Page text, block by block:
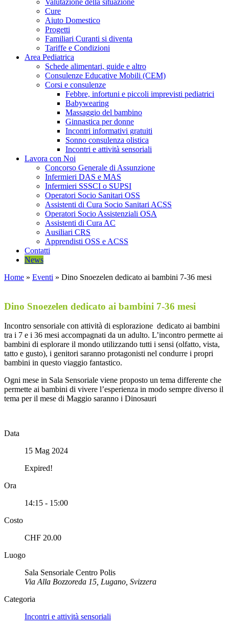
Valutazione della situazione
Cure
Aiuto Domestico
Progetti
Familiari Curanti si diventa
Tariffe e Condizioni
Area Pediatrica
Schede alimentari, guide e altro
Consulenze Educative Mobili (CEM)
Corsi e consulenze
Febbre, infortuni e piccoli imprevisti pediatrici
Babywearing
Massaggio del bambino
Ginnastica per donne
Incontri informativi gratuiti
Sonno consulenza olistica
Incontri e attività sensoriali
Lavora con Noi
Concorso Generale di Assunzione
Infermieri DAS e MAS
Infermieri SSSCI o SUPSI
Operatori Socio Sanitari OSS
Assistenti di Cura Socio Sanitari ACSS
Operatori Socio Assistenziali OSA
Assistenti di Cura AC
Ausiliari CRS
Apprendisti OSS e ACSS
Contatti
News
Home » Eventi » Dino Snoezelen dedicato ai bambini 7-36 mesi
Dino Snoezelen dedicato ai bambini 7-36 mesi
Incontro sensoriale con attività di esplorazione dedicato ai bambini
tra i 7 e i 36 mesi accompagnati da un adulto. L’incontro permette ai
bambini di esplorare il mondo utilizzando tutti i sensi (olfatto, vista,
tatto e gusto), i genitori saranno protagonisti nel condurre i propri
bambini in questo viaggio fantastico.
Ogni mese in Sala Sensoriale viene proposto un tema differente che
permette ai bambini di vivere l’esperienza in modo sempre diverso il
tema per il mese di Maggio saranno i Dinosauri
Data
15 Mag 2024
Expired!
Ora
14:15 - 15:00
Costo
CHF 20.00
Luogo
Sala Sensoriale Centro Polis
Via Alla Bozzoreda 15, Lugano, Svizzera
Categoria
Incontri e attività sensoriali